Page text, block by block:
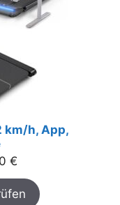
km/h, App,
€Aktueller
Preis
ist: